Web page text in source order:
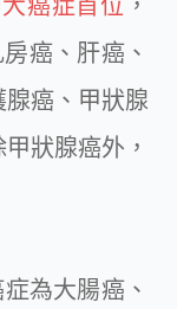
癌、肝癌、
癌、甲狀腺
狀腺癌外，
為大腸癌、